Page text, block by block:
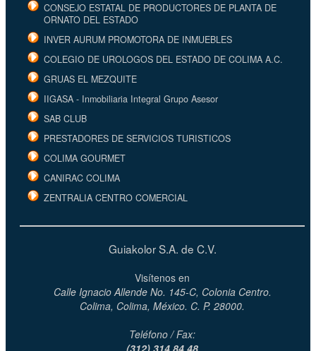
CONSEJO ESTATAL DE PRODUCTORES DE PLANTA DE
ORNATO DEL ESTADO
INVER AURUM PROMOTORA DE INMUEBLES
COLEGIO DE UROLOGOS DEL ESTADO DE COLIMA A.C.
GRUAS EL MEZQUITE
IIGASA - Inmobiliaria Integral Grupo Asesor
SAB CLUB
PRESTADORES DE SERVICIOS TURISTICOS
COLIMA GOURMET
CANIRAC COLIMA
ZENTRALIA CENTRO COMERCIAL
Guiakolor S.A. de C.V.
Visítenos en
Calle Ignacio Allende No. 145-C, Colonia Centro.
Colima, Colima, México. C. P. 28000.
Teléfono / Fax: